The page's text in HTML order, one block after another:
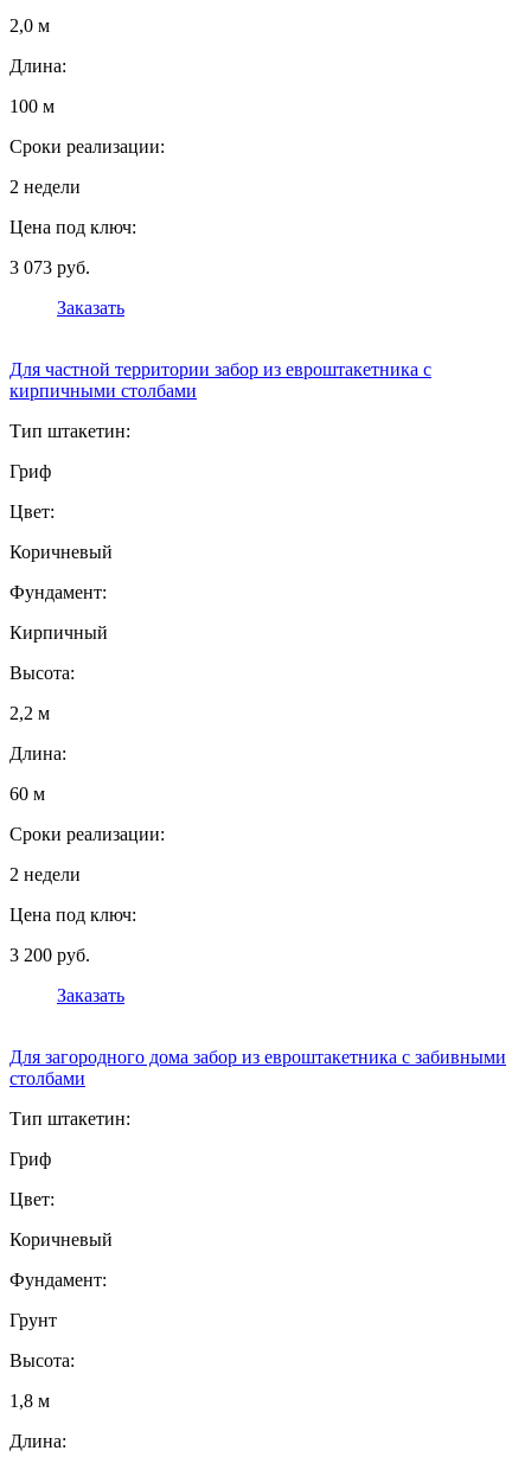
2,0 м
Длина:
100 м
Сроки реализации:
2 недели
Цена под ключ:
3 073 руб.
Заказать
Для частной территории забор из евроштакетника с
кирпичными столбами
Тип штакетин:
Гриф
Цвет:
Коричневый
Фундамент:
Кирпичный
Высота:
2,2 м
Длина:
60 м
Сроки реализации:
2 недели
Цена под ключ:
3 200 руб.
Заказать
Для загородного дома забор из евроштакетника с забивными
столбами
Тип штакетин:
Гриф
Цвет:
Коричневый
Фундамент:
Грунт
Высота:
1,8 м
Длина: